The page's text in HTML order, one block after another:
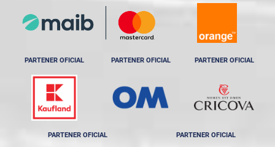
PARTENER OFICIAL PARTENER OFICIAL PARTENER OFICIAL
PARTENER OFICIAL PARTENER OFICIAL